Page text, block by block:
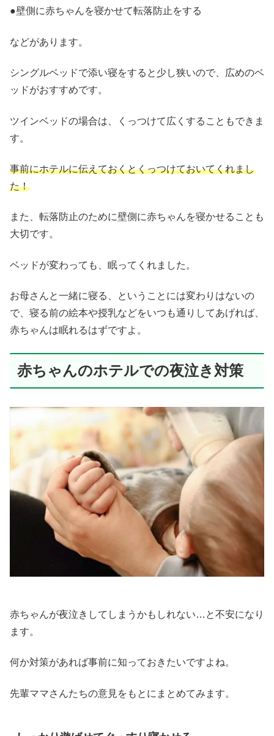
●壁側に赤ちゃんを寝かせて転落防止をする
などがあります。
シングルベッドで添い寝をすると少し狭いので、広めのベ
ッドがおすすめです。
ツインベッドの場合は、くっつけて広くすることもできま
す。
事前にホテルに伝えておくとくっつけておいてくれまし
た！
また、転落防止のために壁側に赤ちゃんを寝かせることも
大切です。
ベッドが変わっても、眠ってくれました。
お母さんと一緒に寝る、ということには変わりはないの
で、寝る前の絵本や授乳などをいつも通りしてあげれば、
赤ちゃんは眠れるはずですよ。
赤ちゃんのホテルでの夜泣き対策
赤ちゃんが夜泣きしてしまうかもしれない…と不安になり
ます。
何か対策があれば事前に知っておきたいですよね。
先輩ママさんたちの意見をもとにまとめてみます。